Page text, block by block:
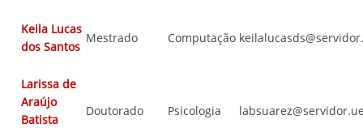
Keila Lucas
dos Santos
Mestrado Computação
Larissa de
Araújo
Batista
Doutorado Psicologia